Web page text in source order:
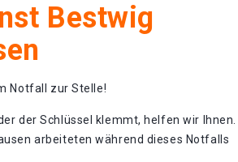
Bestwig
Notfall zur Stelle!
der Schlüssel klemmt, helfen wir Ihnen.
arbeiteten während dieses Notfalls